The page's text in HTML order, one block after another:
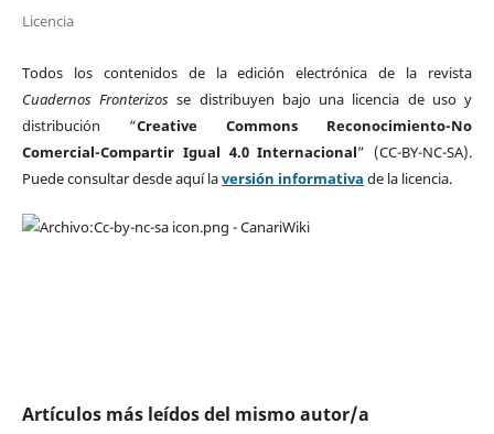
Licencia
Todos los contenidos de la edición electrónica de la revista
Cuadernos Fronterizos se distribuyen bajo una licencia de uso y
distribución “Creative Commons Reconocimiento-No
Comercial-Compartir Igual 4.0 Internacional” (CC-BY-NC-SA).
Puede consultar desde aquí laversión informativa de la licencia.
Artículos más leídos del mismo autor/a